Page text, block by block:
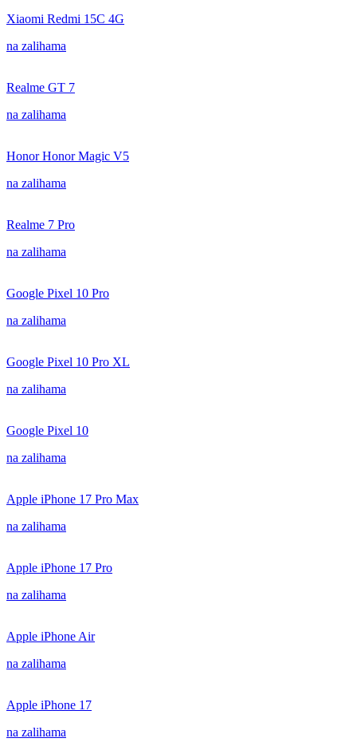
Xiaomi Redmi 15C 4G
na zalihama
Realme GT 7
na zalihama
Honor Honor Magic V5
na zalihama
Realme 7 Pro
na zalihama
Google Pixel 10 Pro
na zalihama
Google Pixel 10 Pro XL
na zalihama
Google Pixel 10
na zalihama
Apple iPhone 17 Pro Max
na zalihama
Apple iPhone 17 Pro
na zalihama
Apple iPhone Air
na zalihama
Apple iPhone 17
na zalihama